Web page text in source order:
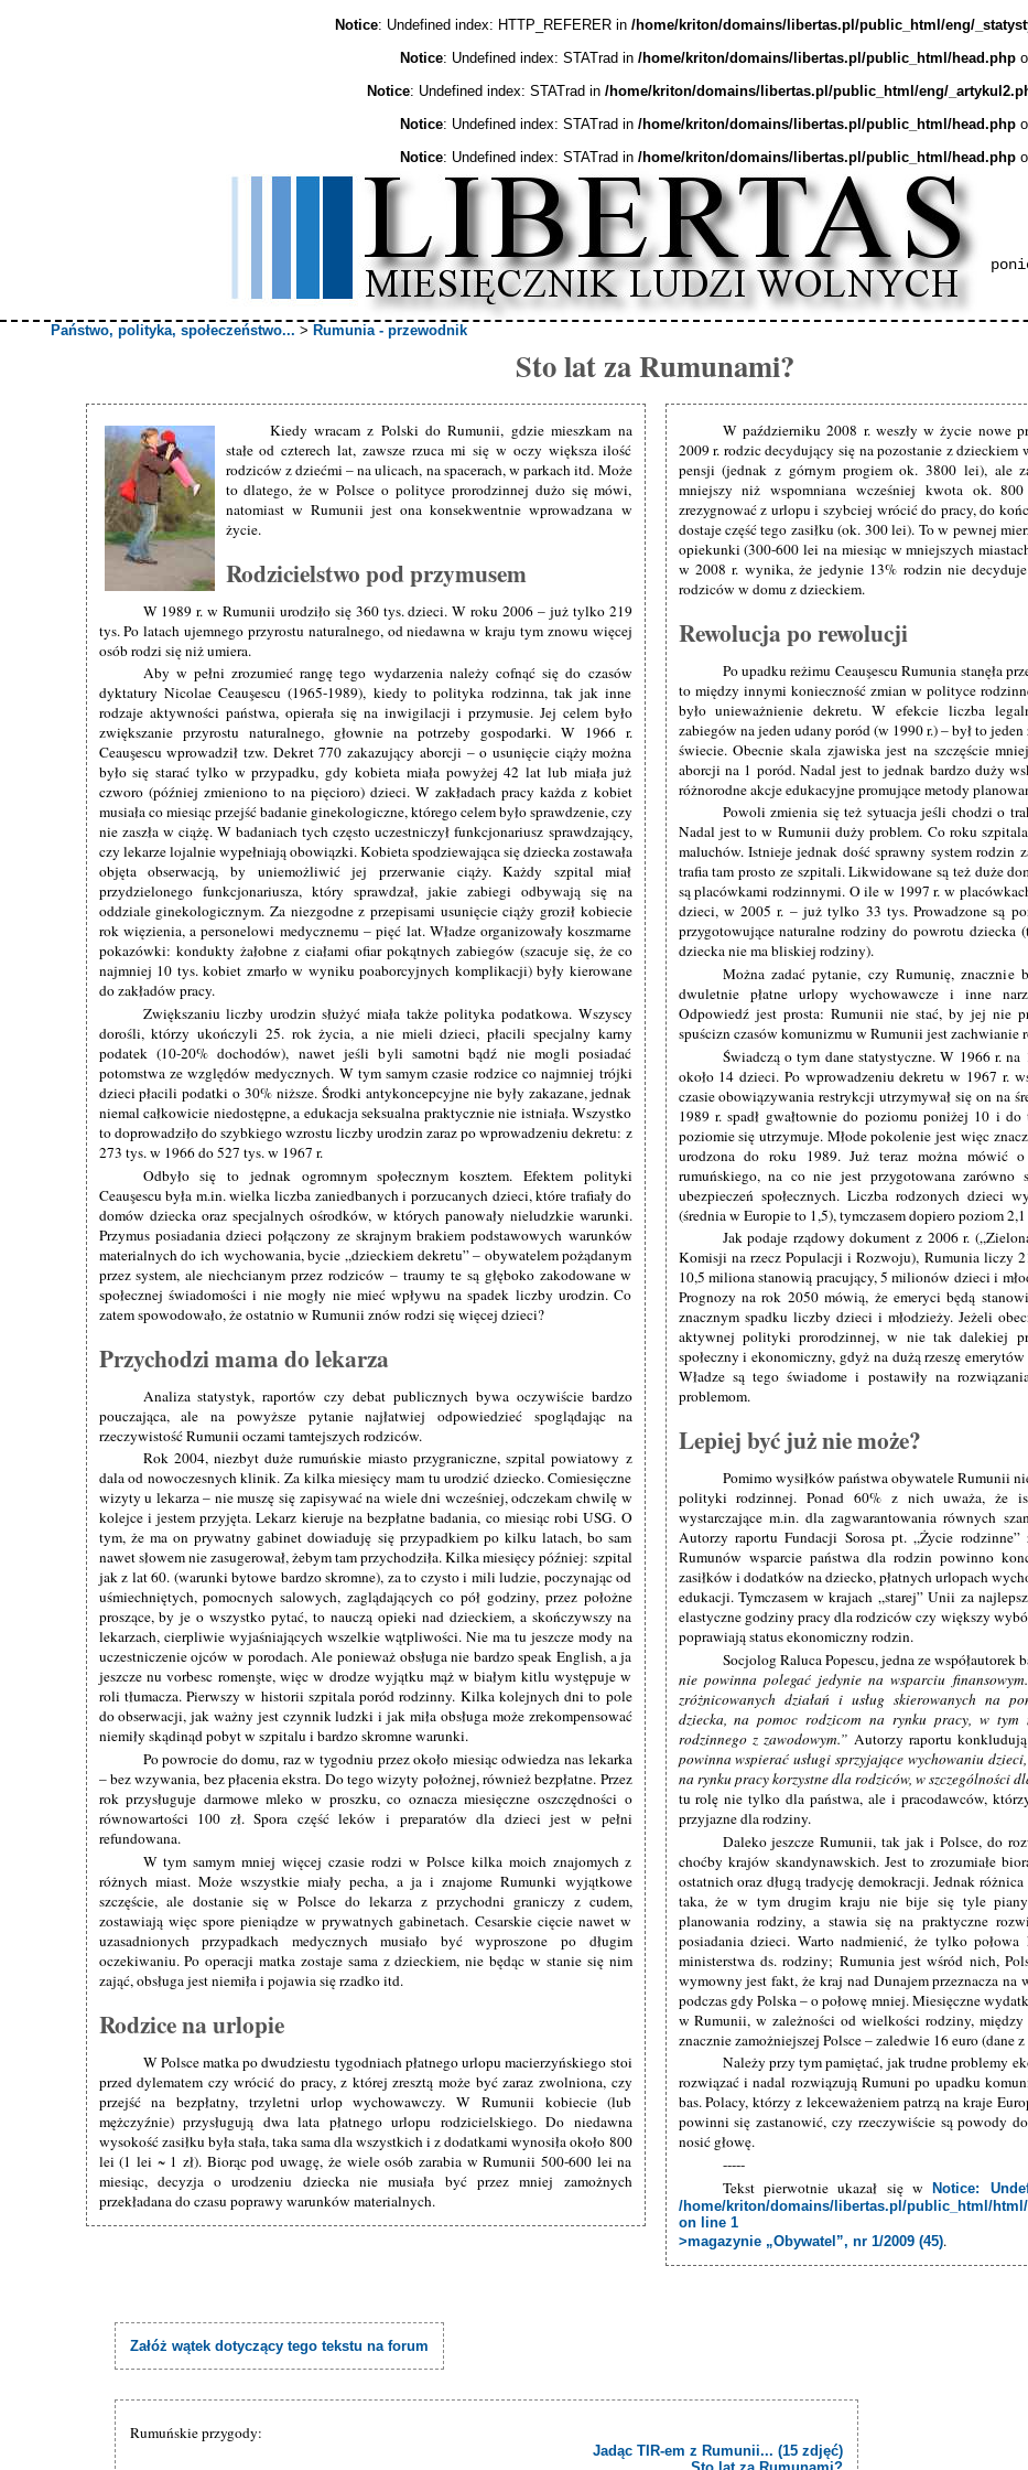
Notice: Undefined index: HTTP_REFERER in /home/kriton/domains/libertas.pl/public_html/eng/
Notice: Undefined index: STATrad in /home/kriton/domains/libertas.pl/public_html/head.php
Notice: Undefined index: STATrad in /home/kriton/domains/libertas.pl/public_html/eng/
Notice: Undefined index: STATrad in /home/kriton/domains/libertas.pl/public_html/head.php
Notice: Undefined index: STATrad in /home/kriton/domains/libertas.pl/public_html/head.php
Państwo, polityka, społeczeństwo... > Rumunia - przewodnik
Sto lat za Rumunami?
Kiedy wracam z Polski do Rumunii, gdzie mieszkam na
stałe od czterech lat, zawsze rzuca mi się w oczy większa ilość
rodziców z dziećmi – na ulicach, na spacerach, w parkach itd. Może
to dlatego, że w Polsce o polityce prorodzinnej dużo się mówi,
natomiast w Rumunii jest ona konsekwentnie wprowadzana w
życie.
Rodzicielstwo pod przymusem
W 1989 r. w Rumunii urodziło się 360 tys. dzieci. W roku 2006 – już tylko 219
tys. Po latach ujemnego przyrostu naturalnego, od niedawna w kraju tym znowu więcej
osób rodzi się niż umiera.
Aby w pełni zrozumieć rangę tego wydarzenia należy cofnąć się do czasów
dyktatury Nicolae Ceauşescu (1965-1989), kiedy to polityka rodzinna, tak jak inne
rodzaje aktywności państwa, opierała się na inwigilacji i przymusie. Jej celem było
zwiększanie przyrostu naturalnego, głownie na potrzeby gospodarki. W 1966 r.
Ceauşescu wprowadził tzw. Dekret 770 zakazujący aborcji – o usunięcie ciąży można
było się starać tylko w przypadku, gdy kobieta miała powyżej 42 lat lub miała już
czworo (później zmieniono to na pięcioro) dzieci. W zakładach pracy każda z kobiet
musiała co miesiąc przejść badanie ginekologiczne, którego celem było sprawdzenie, czy
nie zaszła w ciążę. W badaniach tych często uczestniczył funkcjonariusz sprawdzający,
czy lekarze lojalnie wypełniają obowiązki. Kobieta spodziewająca się dziecka zostawała
objęta obserwacją, by uniemożliwić jej przerwanie ciąży. Każdy szpital miał
przydzielonego funkcjonariusza, który sprawdzał, jakie zabiegi odbywają się na
oddziale ginekologicznym. Za niezgodne z przepisami usunięcie ciąży groził kobiecie
rok więzienia, a personelowi medycznemu – pięć lat. Władze organizowały koszmarne
pokazówki: kondukty żałobne z ciałami ofiar pokątnych zabiegów (szacuje się, że co
najmniej 10 tys. kobiet zmarło w wyniku poaborcyjnych komplikacji) były kierowane
do zakładów pracy.
Zwiększaniu liczby urodzin służyć miała także polityka podatkowa. Wszyscy
dorośli, którzy ukończyli 25. rok życia, a nie mieli dzieci, płacili specjalny karny
podatek (10-20% dochodów), nawet jeśli byli samotni bądź nie mogli posiadać
potomstwa ze względów medycznych. W tym samym czasie rodzice co najmniej trójki
dzieci płacili podatki o 30% niższe. Środki antykoncepcyjne nie były zakazane, jednak
niemal całkowicie niedostępne, a edukacja seksualna praktycznie nie istniała. Wszystko
to doprowadziło do szybkiego wzrostu liczby urodzin zaraz po wprowadzeniu dekretu: z
273 tys. w 1966 do 527 tys. w 1967 r.
Odbyło się to jednak ogromnym społecznym kosztem. Efektem polityki
Ceauşescu była m.in. wielka liczba zaniedbanych i porzucanych dzieci, które trafiały do
domów dziecka oraz specjalnych ośrodków, w których panowały nieludzkie warunki.
Przymus posiadania dzieci połączony ze skrajnym brakiem podstawowych warunków
materialnych do ich wychowania, bycie „dzieckiem dekretu” – obywatelem pożądanym
przez system, ale niechcianym przez rodziców – traumy te są głęboko zakodowane w
społecznej świadomości i nie mogły nie mieć wpływu na spadek liczby urodzin. Co
zatem spowodowało, że ostatnio w Rumunii znów rodzi się więcej dzieci?
Przychodzi mama do lekarza
Analiza statystyk, raportów czy debat publicznych bywa oczywiście bardzo
pouczająca, ale na powyższe pytanie najłatwiej odpowiedzieć spoglądając na
rzeczywistość Rumunii oczami tamtejszych rodziców.
Rok 2004, niezbyt duże rumuńskie miasto przygraniczne, szpital powiatowy z
dala od nowoczesnych klinik. Za kilka miesięcy mam tu urodzić dziecko. Comiesięczne
wizyty u lekarza – nie muszę się zapisywać na wiele dni wcześniej, odczekam chwilę w
kolejce i jestem przyjęta. Lekarz kieruje na bezpłatne badania, co miesiąc robi USG. O
tym, że ma on prywatny gabinet dowiaduję się przypadkiem po kilku latach, bo sam
nawet słowem nie zasugerował, żebym tam przychodziła. Kilka miesięcy później: szpital
jak z lat 60. (warunki bytowe bardzo skromne), za to czysto i mili ludzie, poczynając od
uśmiechniętych, pomocnych salowych, zaglądających co pół godziny, przez położne
proszące, by je o wszystko pytać, to nauczą opieki nad dzieckiem, a skończywszy na
lekarzach, cierpliwie wyjaśniających wszelkie wątpliwości. Nie ma tu jeszcze mody na
uczestniczenie ojców w porodach. Ale ponieważ obsługa nie bardzo speak English, a ja
jeszcze nu vorbesc romenşte, więc w drodze wyjątku mąż w białym kitlu występuje w
roli tłumacza. Pierwszy w historii szpitala poród rodzinny. Kilka kolejnych dni to pole
do obserwacji, jak ważny jest czynnik ludzki i jak miła obsługa może zrekompensować
niemiły skądinąd pobyt w szpitalu i bardzo skromne warunki.
Po powrocie do domu, raz w tygodniu przez około miesiąc odwiedza nas lekarka
– bez wzywania, bez płacenia ekstra. Do tego wizyty położnej, również bezpłatne. Przez
rok przysługuje darmowe mleko w proszku, co oznacza miesięczne oszczędności o
równowartości 100 zł. Spora część leków i preparatów dla dzieci jest w pełni
refundowana.
W tym samym mniej więcej czasie rodzi w Polsce kilka moich znajomych z
różnych miast. Może wszystkie miały pecha, a ja i znajome Rumunki wyjątkowe
szczęście, ale dostanie się w Polsce do lekarza z przychodni graniczy z cudem,
zostawiają więc spore pieniądze w prywatnych gabinetach. Cesarskie cięcie nawet w
uzasadnionych przypadkach medycznych musiało być wyproszone po długim
oczekiwaniu. Po operacji matka zostaje sama z dzieckiem, nie będąc w stanie się nim
zająć, obsługa jest niemiła i pojawia się rzadko itd.
Rodzice na urlopie
W Polsce matka po dwudziestu tygodniach płatnego urlopu macierzyńskiego stoi
przed dylematem czy wrócić do pracy, z której zresztą może być zaraz zwolniona, czy
przejść na bezpłatny, trzyletni urlop wychowawczy. W Rumunii kobiecie (lub
mężczyźnie) przysługują dwa lata płatnego urlopu rodzicielskiego. Do niedawna
wysokość zasiłku była stała, taka sama dla wszystkich i z dodatkami wynosiła około 800
lei (1 lei ~ 1 zł). Biorąc pod uwagę, że wiele osób zarabia w Rumunii 500-600 lei na
miesiąc, decyzja o urodzeniu dziecka nie musiała być przez mniej zamożnych
przekładana do czasu poprawy warunków materialnych.
W październiku 2008 r. weszły w życie nowe
2009 r. rodzic decydujący się na pozostanie z
pensji (jednak z górnym progiem ok. 3800 lei), ale
mniejszy niż wspomniana wcześniej kwota ok.
zrezygnować z urlopu i szybciej wrócić do pracy, do
dostaje część tego zasiłku (ok. 300 lei). To w pewnej
opiekunki (300-600 lei na miesiąc w mniejszych
w 2008 r. wynika, że jedynie 13% rodzin nie
rodziców w domu z dzieckiem.
Rewolucja po rewolucji
Po upadku reżimu Ceauşescu Rumunia stanęła
to między innymi konieczność zmian w polityce
było unieważnienie dekretu. W efekcie liczba
zabiegów na jeden udany poród (w 1990 r.) – był to
świecie. Obecnie skala zjawiska jest na szczęście
aborcji na 1 poród. Nadal jest to jednak bardzo duży
różnorodne akcje edukacyjne promujące metody
Powoli zmienia się też sytuacja jeśli chodzi o
Nadal jest to w Rumunii duży problem. Co roku
maluchów. Istnieje jednak dość sprawny system rodzin
trafia tam prosto ze szpitali. Likwidowane są też duże
są placówkami rodzinnymi. O ile w 1997 r. w
dzieci, w 2005 r. – już tylko 33 tys. Prowadzone są
przygotowujące naturalne rodziny do powrotu
dziecka nie ma bliskiej rodziny).
Można zadać pytanie, czy Rumunię, znacznie
dwuletnie płatne urlopy wychowawcze i inne
Odpowiedź jest prosta: Rumunii nie stać, by jej nie
spuścizn czasów komunizmu w Rumunii jest zachwianie
Świadczą o tym dane statystyczne. W 1966 r. na
około 14 dzieci. Po wprowadzeniu dekretu w 1967 r.
czasie obowiązywania restrykcji utrzymywał się on na
1989 r. spadł gwałtownie do poziomu poniżej 10 i
poziomie się utrzymuje. Młode pokolenie jest więc
urodzona do roku 1989. Już teraz można mówić o
rumuńskiego, na co nie jest przygotowana zarówno
ubezpieczeń społecznych. Liczba rodzonych dzieci
(średnia w Europie to 1,5), tymczasem dopiero poziom
Jak podaje rządowy dokument z 2006 r.
Komisji na rzecz Populacji i Rozwoju), Rumunia liczy
10,5 miliona stanowią pracujący, 5 milionów dzieci i
Prognozy na rok 2050 mówią, że emeryci będą
znacznym spadku liczby dzieci i młodzieży. Jeżeli
aktywnej polityki prorodzinnej, w nie tak dalekiej
społeczny i ekonomiczny, gdyż na dużą rzeszę
Władze są tego świadome i postawiły na
problemom.
Lepiej być już nie może?
Pomimo wysiłków państwa obywatele Rumunii
polityki rodzinnej. Ponad 60% z nich uważa, że
wystarczające m.in. dla zagwarantowania równych
Autorzy raportu Fundacji Sorosa pt. „Życie
Rumunów wsparcie państwa dla rodzin powinno
zasiłków i dodatków na dziecko, płatnych urlopach
edukacji. Tymczasem w krajach „starej” Unii za
elastyczne godziny pracy dla rodziców czy większy
poprawiają status ekonomiczny rodzin.
Socjolog Raluca Popescu, jedna ze współautorek
nie powinna polegać jedynie na wsparciu
zróżnicowanych działań i usług skierowanych na
dziecka, na pomoc rodzicom na rynku pracy, w tym
rodzinnego z zawodowym.
Autorzy raportu
powinna wspierać usługi sprzyjające wychowaniu
na rynku pracy korzystne dla rodziców, w szczególności
tu rolę nie tylko dla państwa, ale i pracodawców,
przyjazne dla rodziny.
Daleko jeszcze Rumunii, tak jak i Polsce, do
choćby krajów skandynawskich. Jest to zrozumiałe
ostatnich oraz długą tradycję demokracji. Jednak
taka, że w tym drugim kraju nie bije się tyle piany
planowania rodziny, a stawia się na praktyczne
posiadania dzieci. Warto nadmienić, że tylko
ministerstwa ds. rodziny; Rumunia jest wśród nich,
wymowny jest fakt, że kraj nad Dunajem przeznacza na
podczas gdy Polska – o połowę mniej. Miesięczne
w Rumunii, w zależności od wielkości rodziny,
znacznie zamożniejszej Polsce – zaledwie 16 euro (dane z
Należy przy tym pamiętać, jak trudne problemy
rozwiązać i nadal rozwiązują Rumuni po upadku
bas. Polacy, którzy z lekceważeniem patrzą na kraje
powinni się zastanowić, czy rzeczywiście są powody
nosić głowę.
-----
Tekst pierwotnie ukazał się wNotice:
/home/kriton/domains/libertas.pl/public_html/
on line 1
>magazynie „Obywatel”, nr 1/2009 (45).
Załóż wątek dotyczący tego tekstu na forum
Rumuńskie przygody:
Jadąc TIR-em z Rumunii... (15 zdjęć)